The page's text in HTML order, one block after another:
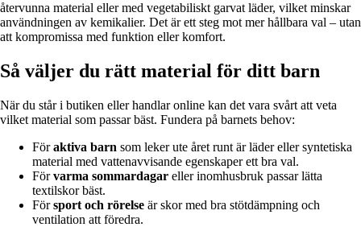
återvunna material eller med vegetabiliskt garvat läder, vilket minskar
användningen av kemikalier. Det är ett steg mot mer hållbara val – utan
att kompromissa med funktion eller komfort.
Så väljer du rätt material för ditt barn
När du står i butiken eller handlar online kan det vara svårt att veta
vilket material som passar bäst. Fundera på barnets behov:
Föraktiva barn som leker ute året runt är läder eller syntetiska
material med vattenavvisande egenskaper ett bra val.
Förvarma sommardagar eller inomhusbruk passar lätta
textilskor bäst.
Försport och rörelse är skor med bra stötdämpning och
ventilation att föredra.